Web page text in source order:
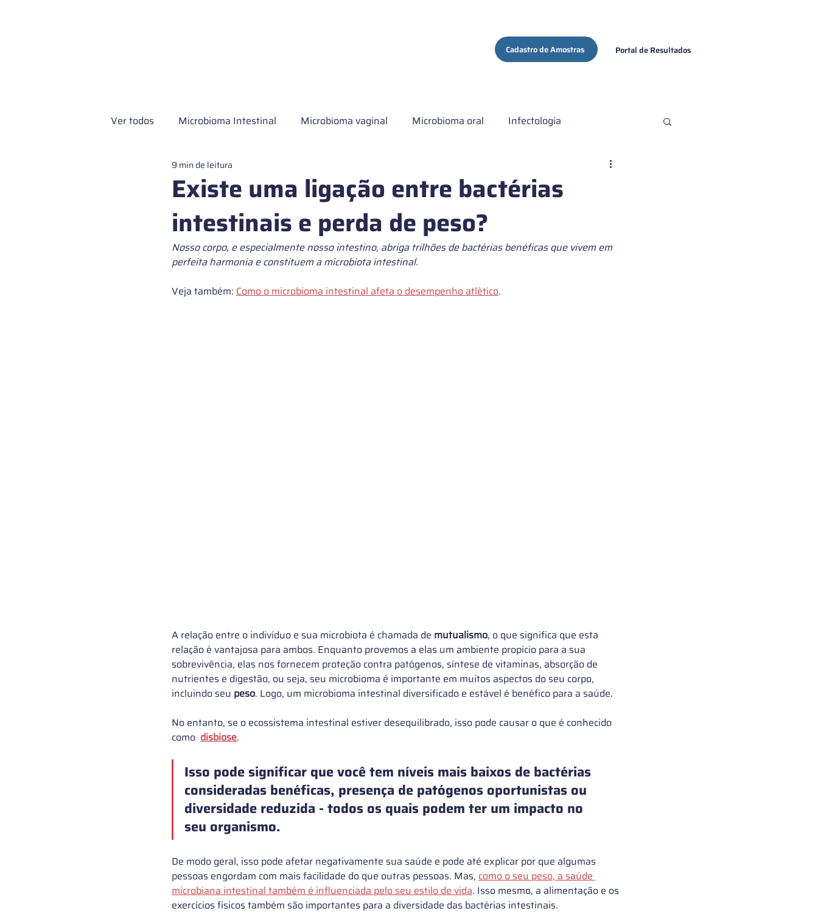
Cadastro de Amostras Portal de Resultados
Ver todos Microbioma Intestinal Microbioma vaginal Microbioma oral Infectologia
Pesquisa clínica Microbioma hospitalar
Microbioma de pele Exames de Microbiota intestinal
Existe uma ligação entre bactérias
intestinais e perda de peso?
9 min de leitura
Nosso corpo, e especialmente nosso intestino, abriga trilhões de bactérias benéficas que vivem em
perfeita harmonia e constituem a microbiota intestinal.
Veja também: Como o microbioma intestinal afeta o desempenho atlètico.
A relação entre o indivíduo e sua microbiota é chamada de mutualismo, o que significa que esta
relação é vantajosa para ambos. Enquanto provemos a elas um ambiente propício para a sua
sobrevivência, elas nos fornecem proteção contra patógenos, síntese de vitaminas, absorção de
nutrientes e digestão, ou seja, seu microbioma é importante em muitos aspectos do seu corpo,
incluindo seu peso. Logo, um microbioma intestinal diversificado e estável é benéfico para a saúde.
No entanto, se o ecossistema intestinal estiver desequilibrado, isso pode causar o que é conhecido
como disbiose.
Isso pode significar que você tem níveis mais baixos de bactérias
consideradas benéficas, presença de patógenos oportunistas ou
diversidade reduzida - todos os quais podem ter um impacto no
seu organismo.
De modo geral, isso pode afetar negativamente sua saúde e pode até explicar por que algumas
pessoas engordam com mais facilidade do que outras pessoas. Mas, como o seu peso, a saúde
microbiana intestinal também é influenciada pelo seu estilo de vida. Isso mesmo, a alimentação e os
exercícios físicos também são importantes para a diversidade das bactérias intestinais.